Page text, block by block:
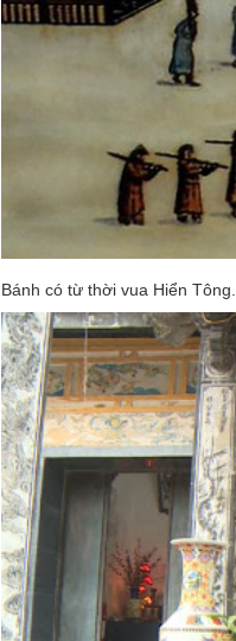
Bánh có từ thời vua Hiển Tông.